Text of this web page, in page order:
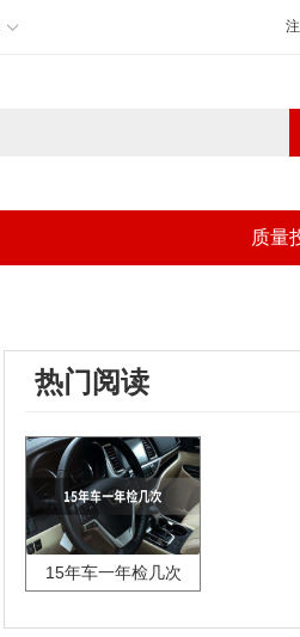
质量
热门阅读
15年车一年检几次